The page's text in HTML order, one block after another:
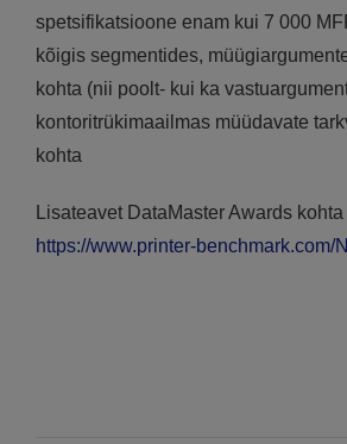
spetsifikatsioone enam kui 7 000
kõigis segmentides,
kohta (nii poolt- kui ka
kontoritrükimaailmas müüdavate
kohta
Lisateavet DataMaster Awards
https://www.printer-benchmark.com/